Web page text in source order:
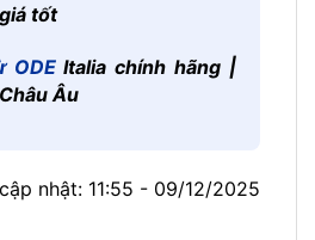
tốt
ODEItalia chính hãng |
Âu
nhật: 11:55 - 09/12/2025